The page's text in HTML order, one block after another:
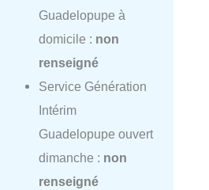
Guadelopupe à
domicile : non
renseigné
Service Génération
Intérim
Guadelopupe ouvert
dimanche : non
renseigné